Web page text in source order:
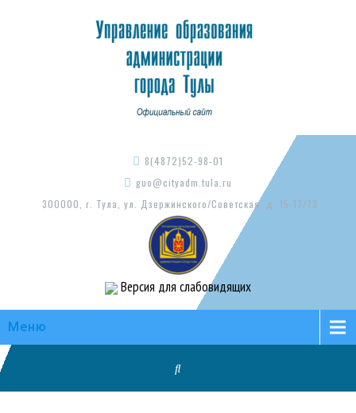
8(4872)52-98-01
guo@cityadm.tula.ru
300000, г. Тула, ул. Дзержинского/Советская, д. 15-17/73
Версия для слабовидящих
Меню